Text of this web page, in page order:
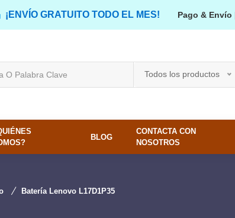
¡ENVÍO GRATUITO TODO EL MES! Pago & Envío
Todos los productos
BLOG
CONTACTA CON
NOSOTROS
Batería Lenovo L17D1P35